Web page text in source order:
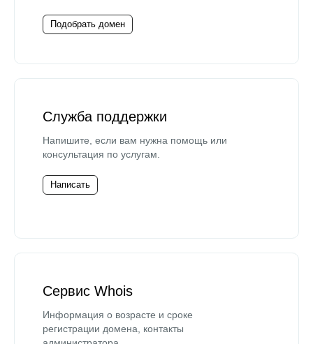
Подобрать домен
Служба поддержки
Напишите, если вам нужна помощь или
консультация по услугам.
Написать
Сервис Whois
Информация о возрасте и сроке
регистрации домена, контакты